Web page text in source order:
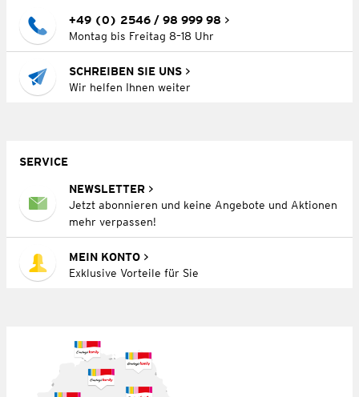
+49 (0) 2546 / 98 999 98
Montag bis Freitag 8–18 Uhr
SCHREIBEN SIE UNS
Wir helfen Ihnen weiter
SERVICE
NEWSLETTER
Jetzt abonnieren und keine Angebote und Aktionen
mehr verpassen!
MEIN KONTO
Exklusive Vorteile für Sie